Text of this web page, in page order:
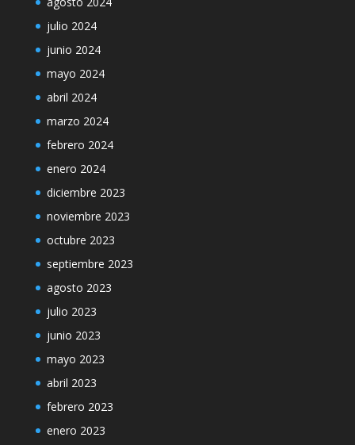
julio 2024
junio 2024
mayo 2024
abril 2024
marzo 2024
febrero 2024
enero 2024
diciembre 2023
noviembre 2023
octubre 2023
septiembre 2023
agosto 2023
julio 2023
junio 2023
mayo 2023
abril 2023
febrero 2023
enero 2023